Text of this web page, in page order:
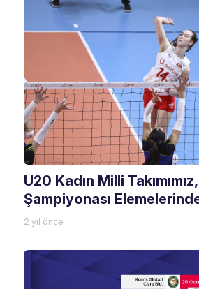
U20 Kadın Milli
Şampiyonası
2 yıl önce